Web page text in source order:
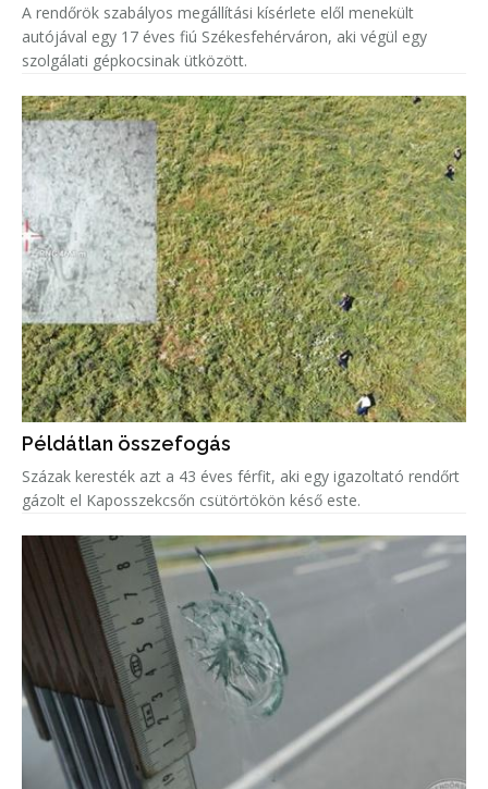
A rendőrök szabályos megállítási kísérlete elől menekült
autójával egy 17 éves fiú Székesfehérváron, aki végül egy
szolgálati gépkocsinak ütközött.
Példátlan összefogás
Százak keresték azt a 43 éves férfit, aki egy igazoltató rendőrt
gázolt el Kaposszekcsőn csütörtökön késő este.